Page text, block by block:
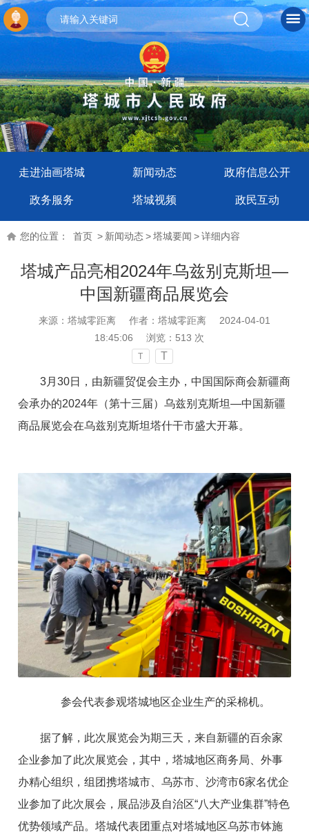
走进油画塔城 新闻动态 政府信息公开
政务服务 塔城视频 政民互动
您的位置： 首页 > 新闻动态>塔城要闻 >详细内容
塔城产品亮相2024年乌兹别克斯坦—
中国新疆商品展览会
来源：塔城零距离 作者：塔城零距离
2024-04-01
18:45:06
浏览： 513 次
T T
3月30日，由新疆贸促会主办，中国国际商会新疆商
会承办的2024年（第十三届）乌兹别克斯坦—中国新疆
商品展览会在乌兹别克斯坦塔什干市盛大开幕。
参会代表参观塔城地区企业生产的采棉机。
据了解，此次展览会为期三天，来自新疆的百余家
企业参加了此次展览会，其中，塔城地区商务局、外事
办精心组织，组团携塔城市、乌苏市、沙湾市6家名优企
业参加了此次展会，展品涉及自治区“八大产业集群”特色
优势领域产品。塔城代表团重点对塔城地区乌苏市钵施